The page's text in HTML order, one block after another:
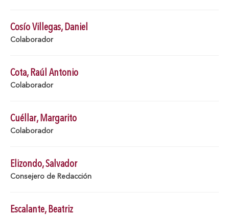
Cosío Villegas, Daniel
Colaborador
Cota, Raúl Antonio
Colaborador
Cuéllar, Margarito
Colaborador
Elizondo, Salvador
Consejero de Redacción
Escalante, Beatriz